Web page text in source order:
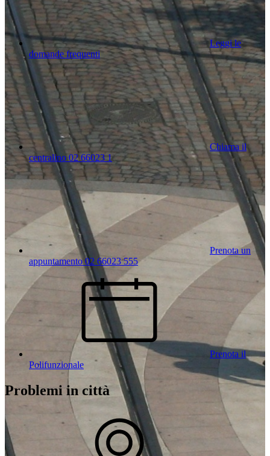
Leggi le
domande frequenti
Chiama il
centralino 02 66023 1
Prenota un
appuntamento 02 66023 555
Prenota il
Polifunzionale
Problemi in città